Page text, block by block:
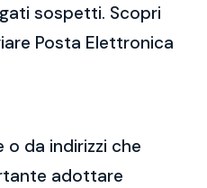
sospetti. Scopri
Posta Elettronica
o da indirizzi che
adottare